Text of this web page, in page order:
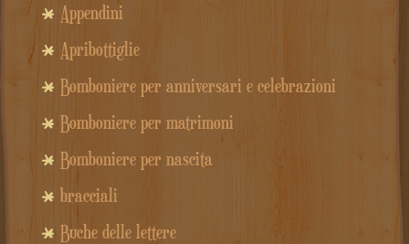
Appendini
Apribottiglie
Bomboniere per anniversari e celebrazioni
Bomboniere per matrimoni
Bomboniere per nascita
bracciali
Buche delle lettere